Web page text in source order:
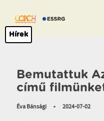
Hírek
Bemutattuk
című
Éva Bánsági • 2024-07-02